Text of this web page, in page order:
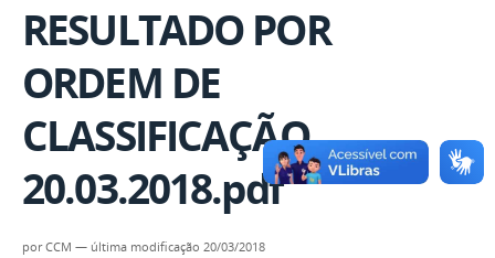
RESULTADO POR
ORDEM DE
CLASSIFICAÇÃO
20.03.2018.pdf
porCCM — última modificação 20/03/2018